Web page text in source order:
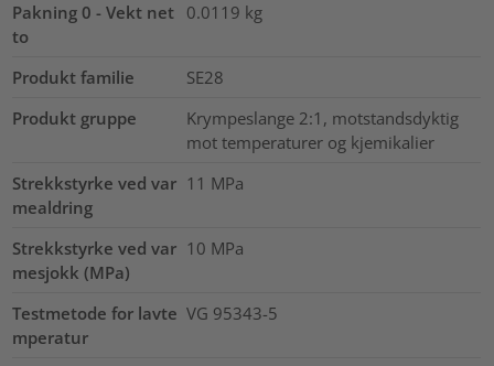
Pakning 0 - Vekt net
to
0.0119 kg
Produkt familie
SE28
Produkt gruppe
Krympeslange 2:1, motstandsdyktig
mot temperaturer og kjemikalier
Strekkstyrke ved var
mealdring
11 MPa
Strekkstyrke ved var
mesjokk (MPa)
10 MPa
Testmetode for lavte
mperatur
VG 95343-5